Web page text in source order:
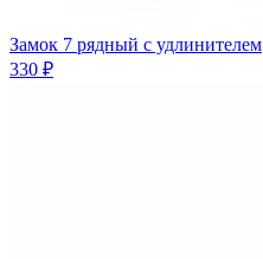
Замок 7 рядный с удлинителем
330 ₽